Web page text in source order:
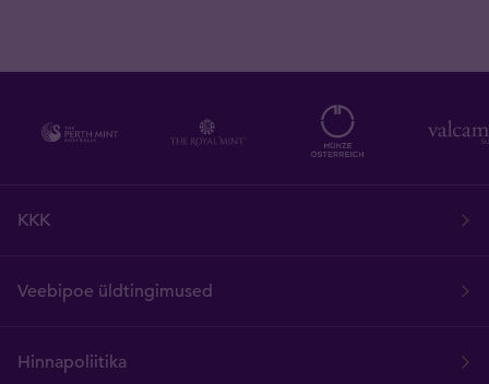
KKK
Veebipoe üldtingimused
Hinnapoliitika